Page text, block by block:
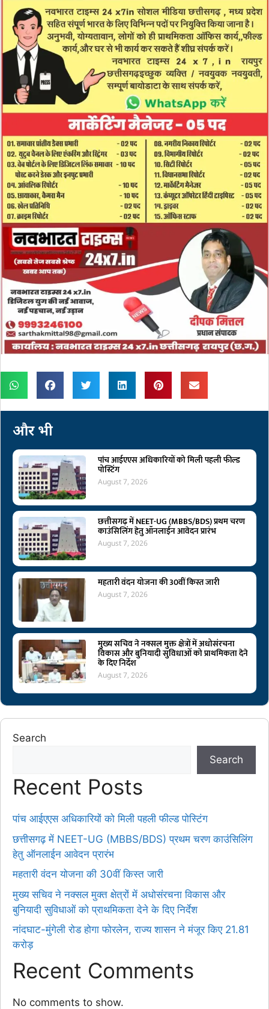
और भी
पांच आईएएस अधिकारियों को मिली पहली फील्ड
पोस्टिंग
August 7, 2026
छत्तीसगढ़ में NEET-UG (MBBS/BDS) प्रथम चरण
काउंसिलिंग हेतु ऑनलाईन आवेदन प्रारंभ
August 7, 2026
महतारी वंदन योजना की 30वीं किस्त जारी
August 7, 2026
मुख्य सचिव ने नक्सल मुक्त क्षेत्रों में अधोसंरचना
विकास और बुनियादी सुविधाओं को प्राथमिकता देने
के दिए निर्देश
August 7, 2026
Search
Search
Recent Posts
पांच आईएएस अधिकारियों को मिली पहली फील्ड पोस्टिंग
छत्तीसगढ़ में NEET-UG (MBBS/BDS) प्रथम चरण काउंसिलिंग
हेतु ऑनलाईन आवेदन प्रारंभ
महतारी वंदन योजना की 30वीं किस्त जारी
मुख्य सचिव ने नक्सल मुक्त क्षेत्रों में अधोसंरचना विकास और
बुनियादी सुविधाओं को प्राथमिकता देने के दिए निर्देश
नांदघाट-मुंगेली रोड होगा फोरलेन, राज्य शासन ने मंजूर किए 21.81
करोड़
Recent Comments
No comments to show.